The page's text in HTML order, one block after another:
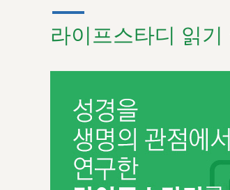
라이프스타디 읽기